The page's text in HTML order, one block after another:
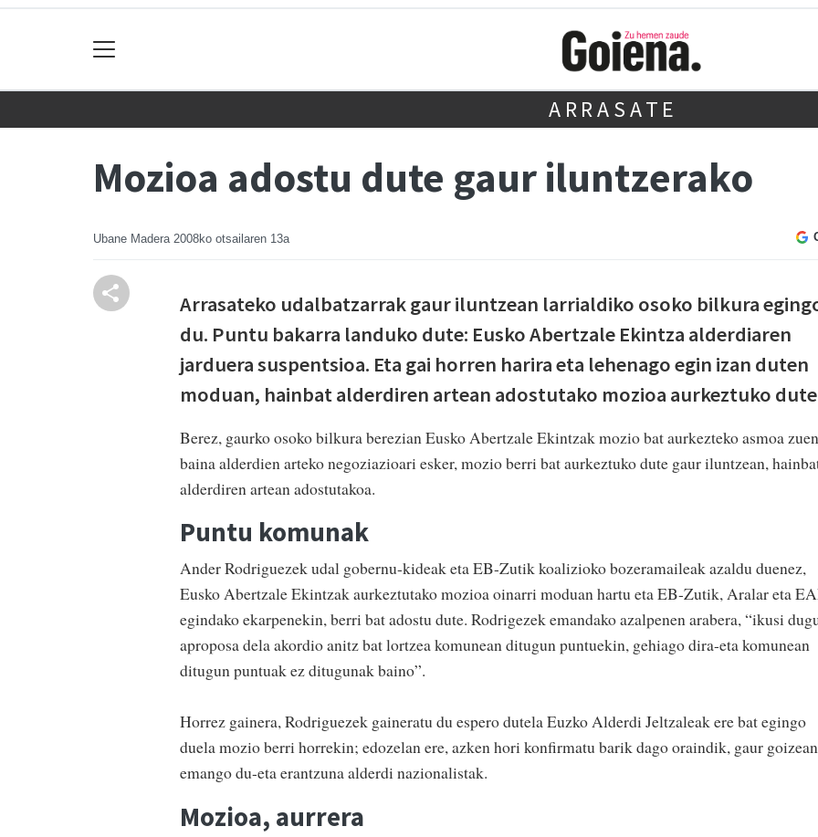
ARRASATE
Mozioa adostu dute gaur iluntzerako
Ubane Madera 2008ko otsailaren 13a
Arrasateko udalbatzarrak gaur iluntzean larrialdiko osoko bilkura
du. Puntu bakarra landuko dute: Eusko Abertzale Ekintza alderdiaren
jarduera suspentsioa. Eta gai horren harira eta lehenago egin izan duten
moduan, hainbat alderdiren artean adostutako mozioa aurkeztuko
Berez, gaurko osoko bilkura berezian Eusko Abertzale Ekintzak mozio bat aurkezteko asmoa
baina alderdien arteko negoziazioari esker, mozio berri bat aurkeztuko dute gaur iluntzean,
alderdiren artean adostutakoa.
Puntu komunak
Ander Rodriguezek udal gobernu-kideak eta EB-Zutik koalizioko bozeramaileak azaldu duenez,
Eusko Abertzale Ekintzak aurkeztutako mozioa oinarri moduan hartu eta EB-Zutik, Aralar eta
egindako ekarpenekin, berri bat adostu dute. Rodrigezek emandako azalpenen arabera, “ikusi
aproposa dela akordio anitz bat lortzea komunean ditugun puntuekin, gehiago dira-eta komunean
ditugun puntuak ez ditugunak baino”.
Horrez gainera, Rodriguezek gaineratu du espero dutela Euzko Alderdi Jeltzaleak ere bat egingo
duela mozio berri horrekin; edozelan ere, azken hori konfirmatu barik dago oraindik, gaur goizean
emango du-eta erantzuna alderdi nazionalistak.
Mozioa, aurrera